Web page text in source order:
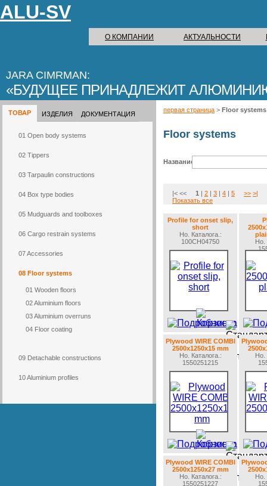
ALU-SV
О КОМПАНИИ АКТУАЛЬНОСТИ
JARA CIMRMAN:
БУДУЩЕЕ ПРИНАДЛЕЖИТ
ТОВАР
01 Open body systems
02 Tippers
03 Tarpaulin constructions
04 Box type bodies
05 Mudguards and toolboxes
06 Cargo restrain systems
07 Accessories
08 Floor systems
01 Wooden floors
02 Aluminium floors
03 Aluminium overruns
04 Floor coating
09 Detachable constructions
10 Aluminium profiles
ИЗДЕЛИЯ ДОКУМЕНТАЦИЯ
первая страница > Floor systems
Floor systems
Название:
|< << 1 | 2 | 3 | 4 | 5 >> >|
Показать все
Profile for onset slip,
short
Но. Каталогa.:
100CH04750
Но.
Plywood WIRE COMBI
2500x1250x15 mm
Но. Каталогa.:
1550251215
Но.
Plywood WIRE COMBI
2500x1250x27 mm
Но. Каталогa.:
1550251227
Но.